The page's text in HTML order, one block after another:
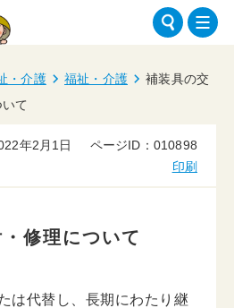
・介護 福祉・介護
補装具の交
て
年2月1日
ページID：010898
印刷
修理について
は代替し、長期にわたり継